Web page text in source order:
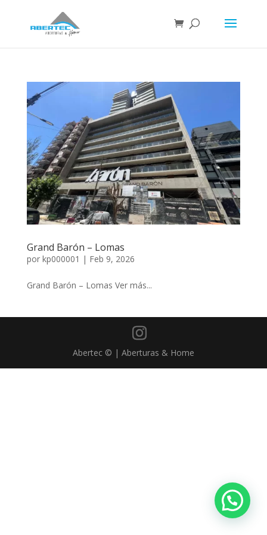
Grand Barón – Lomas
por kp000001 | Feb 9, 2026
Grand Barón – Lomas Ver más...
Abertec © | Aberturas & Home